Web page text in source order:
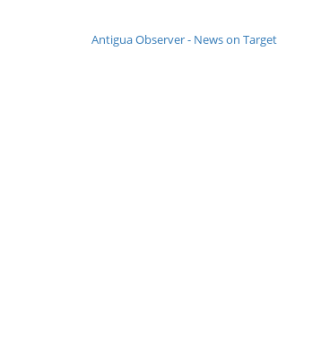
Antigua Observer - News on Target